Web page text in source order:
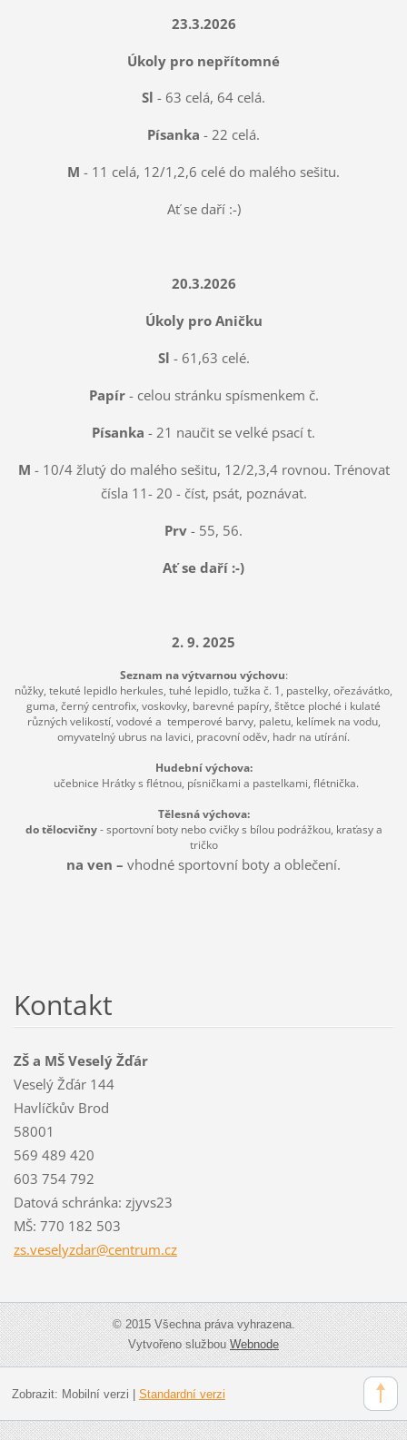
23.3.2026
Úkoly pro nepřítomné
Sl - 63 celá, 64 celá.
Písanka - 22 celá.
M - 11 celá, 12/1,2,6 celé do malého sešitu.
Ať se daří :-)
20.3.2026
Úkoly pro Aničku
Sl - 61,63 celé.
Papír- celou stránku spísmenkem č.
Písanka - 21 naučit se velké psací t.
M - 10/4 žlutý do malého sešitu, 12/2,3,4 rovnou. Trénovat
čísla 11- 20 - číst, psát, poznávat.
Prv - 55, 56.
Ať se daří :-)
2. 9. 2025
Seznam na výtvarnou výchovu:
nůžky, tekuté lepidlo herkules, tuhé lepidlo, tužka č. 1, pastelky, ořezávátko,
guma, černý centrofix, voskovky, barevné papíry, štětce ploché i kulaté
různých velikostí, vodové a temperové barvy, paletu, kelímek na vodu,
omyvatelný ubrus na lavici, pracovní oděv, hadr na utírání.
Hudební výchova:
učebnice Hrátky s flétnou, písničkami a pastelkami, flétnička.
Tělesná výchova:
do tělocvičny- sportovní boty nebo cvičky s bílou podrážkou, kraťasy a
tričko
na ven – vhodné sportovní boty a oblečení.
Kontakt
ZŠ a MŠ Veselý Žďár
Veselý Žďár 144
Havlíčkův Brod
58001
569 489 420
603 754 792
Datová schránka: zjyvs23
MŠ: 770 182 503
zs.veselyzdar@centrum.cz
© 2015 Všechna práva vyhrazena.
Vytvořeno službouWebnode
Zobrazit: Mobilní verzi Standardní verzi